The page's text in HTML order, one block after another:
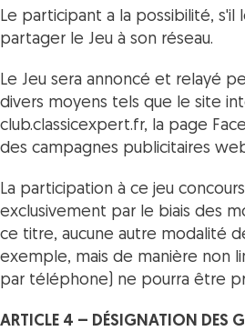
Le participant a la possibilité, s'il
partager le Jeu à son réseau.
Le Jeu sera annoncé et relayé
divers moyens tels que le site
club.classicexpert.fr, la page
des campagnes publicitaires
La participation à ce jeu
exclusivement par le biais des
ce titre, aucune autre modalité
exemple, mais de manière non
par téléphone) ne pourra être
ARTICLE 4 – DÉSIGNATION DES